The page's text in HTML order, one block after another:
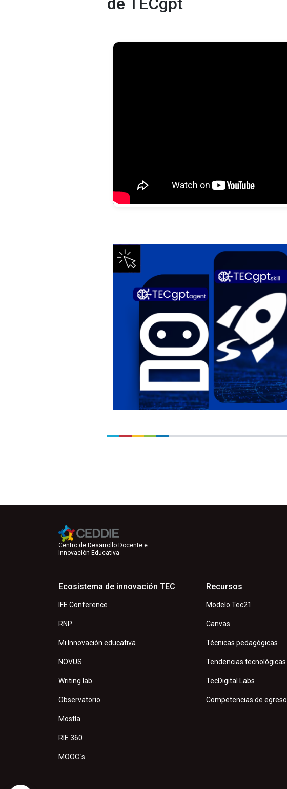
Centro de Desarrollo Docente e
Innovación Educativa
Ecosistema de innovación TEC
IFE Conference
RNP
Mi Innovación educativa
NOVUS
Writing lab
Observatorio
Mostla
RIE 360
MOOC´s
Recursos
Modelo Tec21
Canvas
Técnicas pedagógicas
Tendencias tecnológicas
TecDigital Labs
Competencias de egreso